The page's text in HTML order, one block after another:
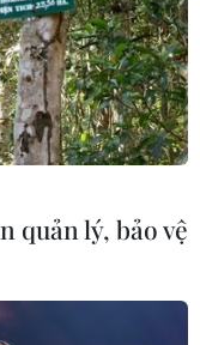
dậy vừa sơ
trong những giờ
các khu vực do
điểm kết thúc.
quản lý, bảo vệ